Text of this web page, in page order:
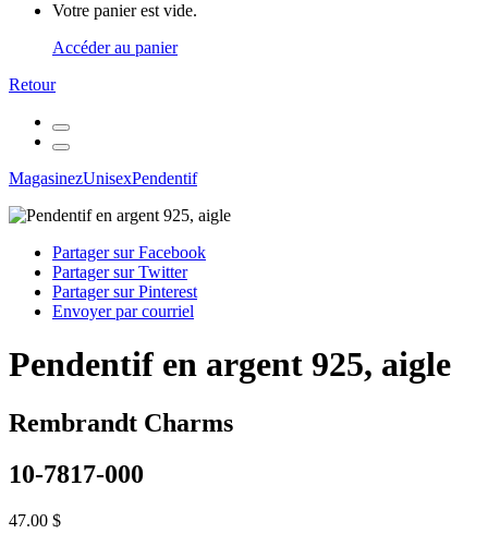
Votre panier est vide.
Accéder au panier
Retour
MagasinezUnisexPendentif
Partager sur Facebook
Partager sur Twitter
Partager sur Pinterest
Envoyer par courriel
Pendentif en argent 925, aigle
Rembrandt Charms
10-7817-000
47.00 $